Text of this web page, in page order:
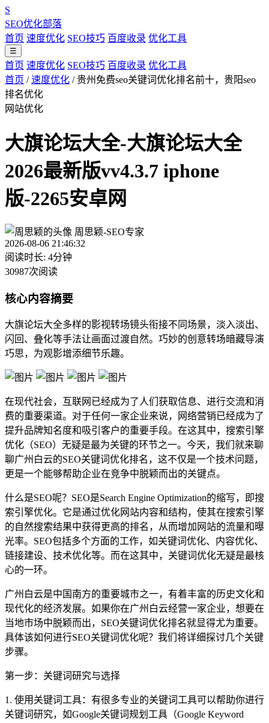
S
SEO优化部落
首页 速度优化 SEO技巧 百度收录 优化工具
☰
首页 速度优化 SEO技巧 百度收录 优化工具
首页 / 速度优化 / 贵州免费seo关键词优化排名前十，贵阳seo
排名优化
网站优化
大旗论坛大全-大旗论坛大全
2026最新版vv4.3.7 iphone
版-2265安卓网
周思颖-SEO专家
2026-08-06 21:46:32
阅读时长: 4分钟
30987次阅读
核心内容摘要
大旗论坛大全多样的影视转场镜头衔接不同场景，淡入淡出、
闪回、叠化等手法让画面过渡自然。巧妙的创意转场暗藏导演
巧思，为观影增添细节乐趣。
在现代社会，互联网已经成为了人们获取信息、进行交流和消
费的重要渠道。对于任何一家企业来说，网络营销已经成为了
提升品牌知名度和吸引客户的重要手段。在这其中，搜索引擎
优化（SEO）无疑是最为关键的环节之一。今天，我们就来聊
聊广州白云的SEO关键词优化排名，这不仅是一个技术问题，
更是一个能够帮助企业在竞争中脱颖而出的关键点。
什么是SEO呢？SEO是Search Engine Optimization的缩写，即搜
索引擎优化。它是通过优化网站内容和结构，使其在搜索引擎
的自然搜索结果中获得更高的排名，从而增加网站的流量和曝
光率。SEO包括多个方面的工作，如关键词优化、内容优化、
链接建设、技术优化等。而在这其中，关键词优化无疑是最核
心的一环。
广州白云是中国南方的重要城市之一，有着丰富的历史文化和
现代化的经济发展。如果你在广州白云经营一家企业，想要在
当地市场中脱颖而出，SEO关键词优化排名就显得尤为重要。
具体该如何进行SEO关键词优化呢？我们将详细探讨几个关键
步骤。
第一步：关键词研究与选择
1. 使用关键词工具：有很多专业的关键词工具可以帮助你进行
关键词研究，如Google关键词规划工具（Google Keyword